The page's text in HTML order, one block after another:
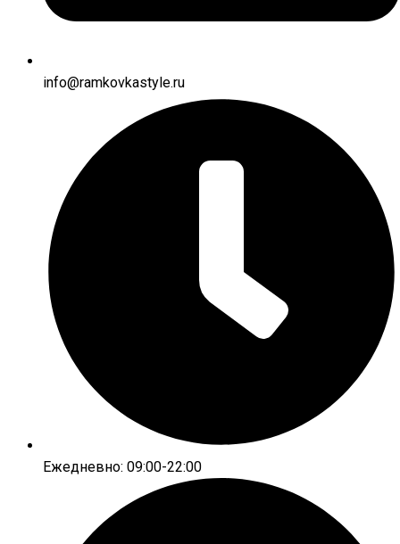
info@ramkovkastyle.ru
Ежедневно: 09:00-22:00